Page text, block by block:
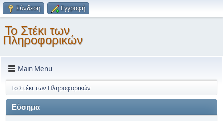
Σύνδεση Εγγραφή
Το Στέκι των
Πληροφορικών
Main Menu
Το Στέκι των Πληροφορικών
Εύσημα